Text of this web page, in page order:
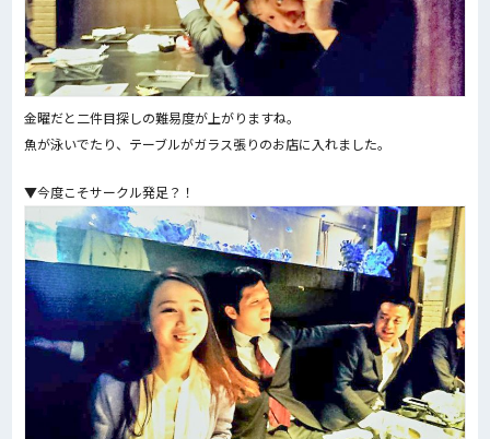
金曜だと二件目探しの難易度が上がりますね。
魚が泳いでたり、テーブルがガラス張りのお店に入れました。
▼今度こそサークル発足？！